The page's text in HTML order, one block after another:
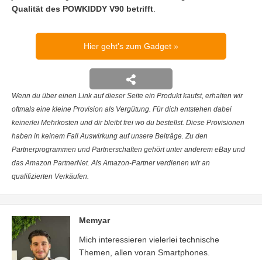
Qualität des POWKIDDY V90 betrifft
Hier geht's zum Gadget
Wenn du über einen Link auf dieser Seite ein Produkt kaufst, erhalten wir
oftmals eine kleine Provision als Vergütung. Für dich entstehen dabei
keinerlei Mehrkosten und dir bleibt frei wo du bestellst. Diese Provisionen
haben in keinem Fall Auswirkung auf unsere Beiträge. Zu den
Partnerprogrammen und Partnerschaften gehört unter anderem eBay und
das Amazon PartnerNet. Als Amazon-Partner verdienen wir an
qualifizierten Verkäufen.
Memyar
Mich interessieren vielerlei technische
Themen, allen voran Smartphones.